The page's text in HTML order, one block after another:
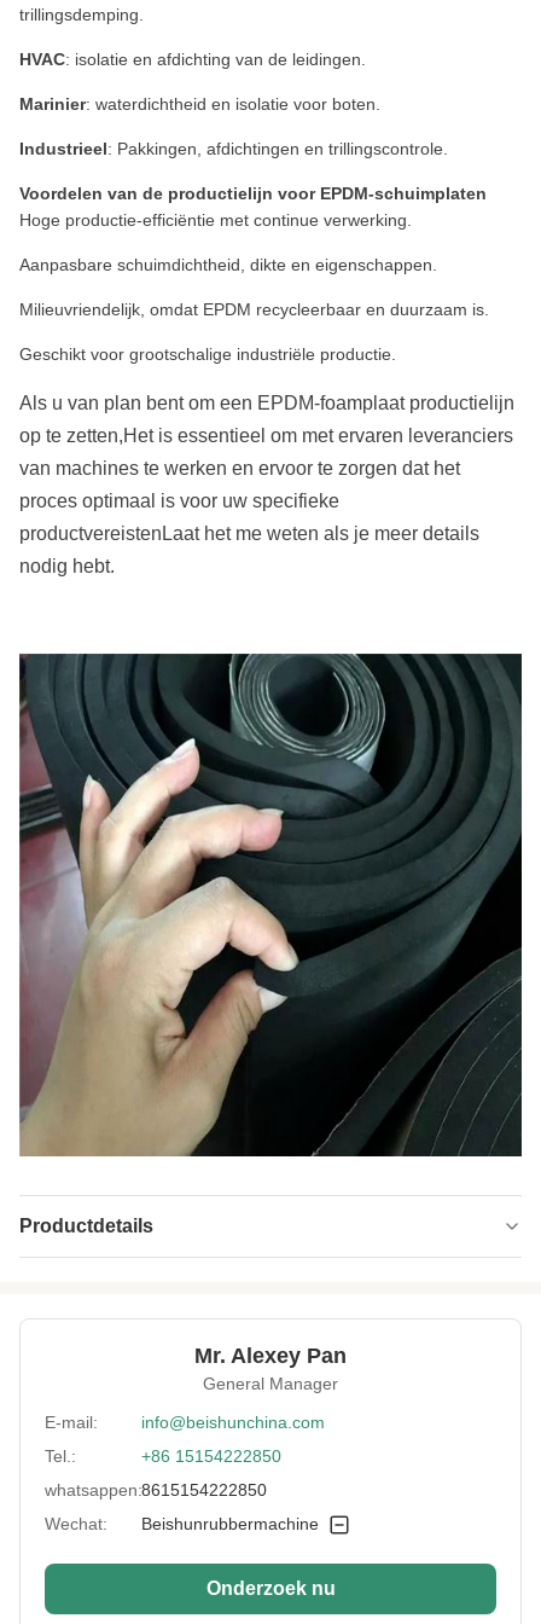
trillingsdemping.
HVAC: isolatie en afdichting van de leidingen.
Marinier: waterdichtheid en isolatie voor boten.
Industrieel: Pakkingen, afdichtingen en trillingscontrole.
Voordelen van de productielijn voor EPDM-schuimplaten
Hoge productie-efficiëntie met continue verwerking.
Aanpasbare schuimdichtheid, dikte en eigenschappen.
Milieuvriendelijk, omdat EPDM recycleerbaar en duurzaam is.
Geschikt voor grootschalige industriële productie.
Als u van plan bent om een EPDM-foamplaat productielijn
op te zetten,Het is essentieel om met ervaren leveranciers
van machines te werken en ervoor te zorgen dat het
proces optimaal is voor uw specifieke
productvereistenLaat het me weten als je meer details
nodig hebt.
Productdetails
Model: RE-500
Chinees
Heating Zones: 4
Control: Automatisch
Feeding Type: gedwongen voeden
Color: De vraag van de klanten
Mr. Alexey Pan
General Manager
E-mail:
info@beishunchina.com
Tel.:
+86 15154222850
whatsappen:8615154222850
Wechat:
Beishunrubbermachine
Onderzoek nu